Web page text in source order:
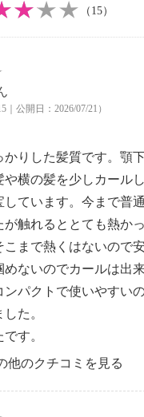
ンナー、アルコールは
】
高温度が２１０℃と、
のため、使用には十分
コーム周辺は高温にな
後は直接肌に触れさせ
わせたり、乳幼児へ
幼児が手の届くとこ
（ガソリン、ベンジン
。また、浴室内やぬ
を本体に巻き付けて
用はやめる
放置しない。また、コ
など燃えやすいものの
多い所（洗面台の上な
（15）
｜公開日：2026/07/21）
かりした髪質です。顎
や横の髪を少しカール
しています。今まで普
が触れるととても熱か
こまで熱くはないので
めないのでカールは出
ンパクトで使いやすい
た。
す。
他のクチコミを見る